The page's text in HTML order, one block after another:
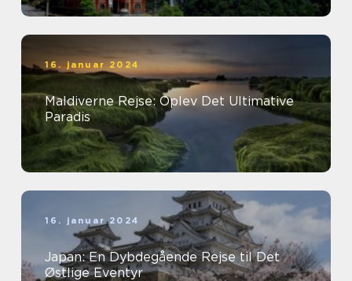
16. januar 2024
Maldiverne Rejse: Oplev Det Ultimative
Paradis
16. januar 2024
Japan: En Dybdegående Rejse til Det
Østlige Eventyr